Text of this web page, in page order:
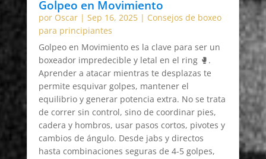
Golpeo en Movimiento
por Oscar| Sep 16, 2025| Consejos de boxeo
para principiantes
Golpeo en Movimiento es la clave para ser un
boxeador impredecible y letal en el ring 🥊.
Aprender a atacar mientras te desplazas te
permite esquivar golpes, mantener el
equilibrio y generar potencia extra. No se trata
de correr sin control, sino de coordinar pies,
cadera y hombros, usar pasos cortos, pivotes y
cambios de ángulo. Desde jabs y directos
hasta combinaciones seguras de 4-5 golpes,